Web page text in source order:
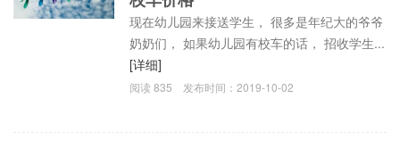
现在幼儿园来接送学生， 很多是年纪大的爷爷
奶奶们， 如果幼儿园有校车的话， 招收学生...
[详细]
阅读835 发布时间：2019-10-02